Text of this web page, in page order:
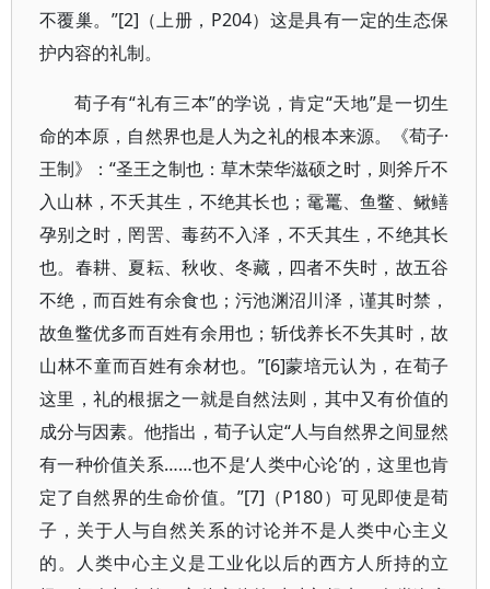
不覆巢。”[2]（上册，P204）这是具有一定的生态保
护内容的礼制。
荀子有“礼有三本”的学说，肯定“天地”是一切生
命的本原，自然界也是人为之礼的根本来源。《荀子·
王制》：“圣王之制也：草木荣华滋硕之时，则斧斤不
入山林，不夭其生，不绝其长也；鼋鼍、鱼鳖、鳅鳝
孕别之时，罔罟、毒药不入泽，不夭其生，不绝其长
也。春耕、夏耘、秋收、冬藏，四者不失时，故五谷
不绝，而百姓有余食也；污池渊沼川泽，谨其时禁，
故鱼鳖优多而百姓有余用也；斩伐养长不失其时，故
山林不童而百姓有余材也。”[6]蒙培元认为，在荀子
这里，礼的根据之一就是自然法则，其中又有价值的
成分与因素。他指出，荀子认定“人与自然界之间显然
有一种价值关系……也不是‘人类中心论’的，这里也肯
定了自然界的生命价值。”[7]（P180）可见即使是荀
子，关于人与自然关系的讨论并不是人类中心主义
的。人类中心主义是工业化以后的西方人所持的立